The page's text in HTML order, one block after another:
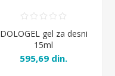
DOLOGEL gel za desni
15ml
595,69 din.